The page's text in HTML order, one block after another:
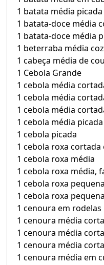
1 batata média picada
1 batata-doce média
1 batata-doce média
1 beterraba média
1 cabeça média de
1 Cebola Grande
1 cebola média
1 cebola média
1 cebola média
1 cebola média picada
1 cebola picada
1 cebola roxa cortada
1 cebola roxa média
1 cebola roxa média,
1 cebola roxa pequena
1 cebola roxa
1 cenoura em rodelas
1 cenoura média
1 cenoura média
1 cenoura média
1 cenoura média em